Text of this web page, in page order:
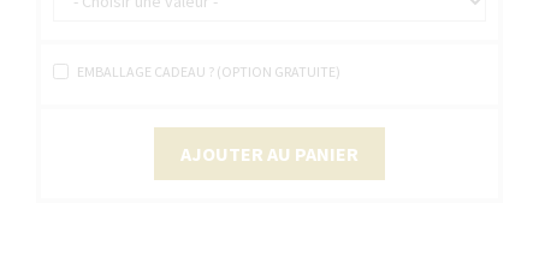
EMBALLAGE CADEAU ? (OPTION GRATUITE)
AJOUTER AU PANIER